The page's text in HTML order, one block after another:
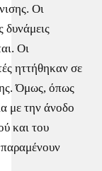
Οι
δυνάμεις
Οι
ηττήθηκαν σε
Όμως, όπως
με την άνοδο
και του
παραμένουν